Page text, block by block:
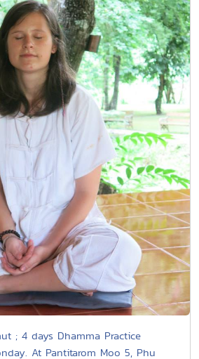
; 4 days Dhamma Practice
At Pantitarom Moo 5, Phu